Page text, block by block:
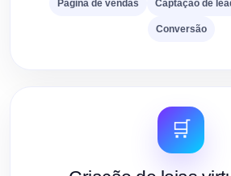
Página de vendas Captação de
Conversão
🛒